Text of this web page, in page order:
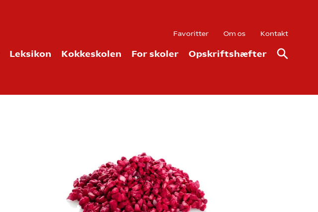
Favoritter Om os Kontakt
Leksikon Kokkeskolen For skoler Opskriftshæfter